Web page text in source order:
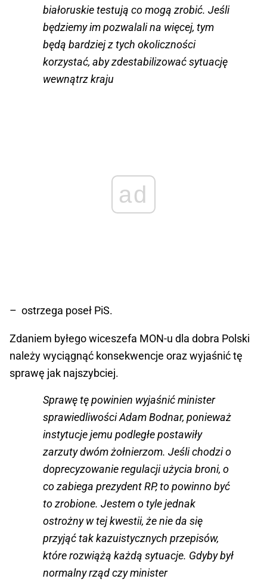
białoruskie testują co mogą zrobić. Jeśli
będziemy im pozwalali na więcej, tym
będą bardziej z tych okoliczności
korzystać, aby zdestabilizować sytuację
wewnątrz kraju
ad
– ostrzega poseł PiS.
Zdaniem byłego wiceszefa MON-u dla dobra Polski
należy wyciągnąć konsekwencje oraz wyjaśnić tę
sprawę jak najszybciej.
Sprawę tę powinien wyjaśnić minister
sprawiedliwości Adam Bodnar, ponieważ
instytucje jemu podległe postawiły
zarzuty dwóm żołnierzom. Jeśli chodzi o
doprecyzowanie regulacji użycia broni, o
co zabiega prezydent RP, to powinno być
to zrobione. Jestem o tyle jednak
ostrożny w tej kwestii, że nie da się
przyjąć tak kazuistycznych przepisów,
które rozwiążą każdą sytuacje. Gdyby był
normalny rząd czy minister